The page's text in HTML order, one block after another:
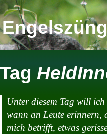
Tag
Unter diesem Tag will
wann an Leute erinnern,
mich betrifft, etwas